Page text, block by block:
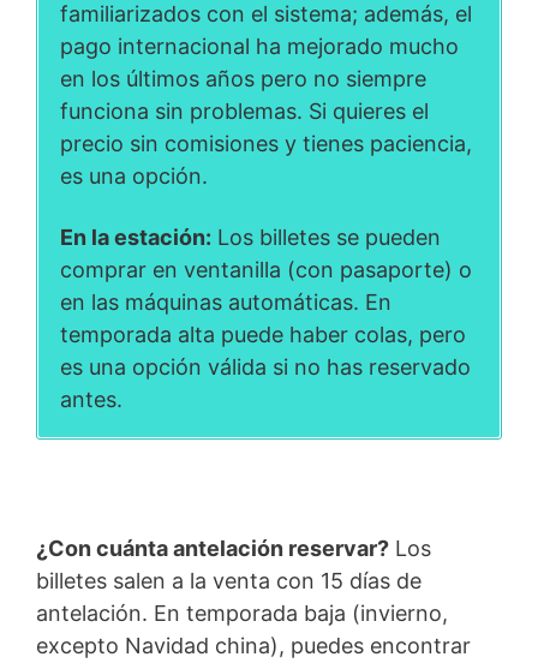
familiarizados con el sistema; además, el
pago internacional ha mejorado mucho
en los últimos años pero no siempre
funciona sin problemas. Si quieres el
precio sin comisiones y tienes paciencia,
es una opción.
En la estación: Los billetes se pueden
comprar en ventanilla (con pasaporte) o
en las máquinas automáticas. En
temporada alta puede haber colas, pero
es una opción válida si no has reservado
antes.
¿Con cuánta antelación reservar? Los
billetes salen a la venta con 15 días de
antelación. En temporada baja (invierno,
excepto Navidad china), puedes encontrar